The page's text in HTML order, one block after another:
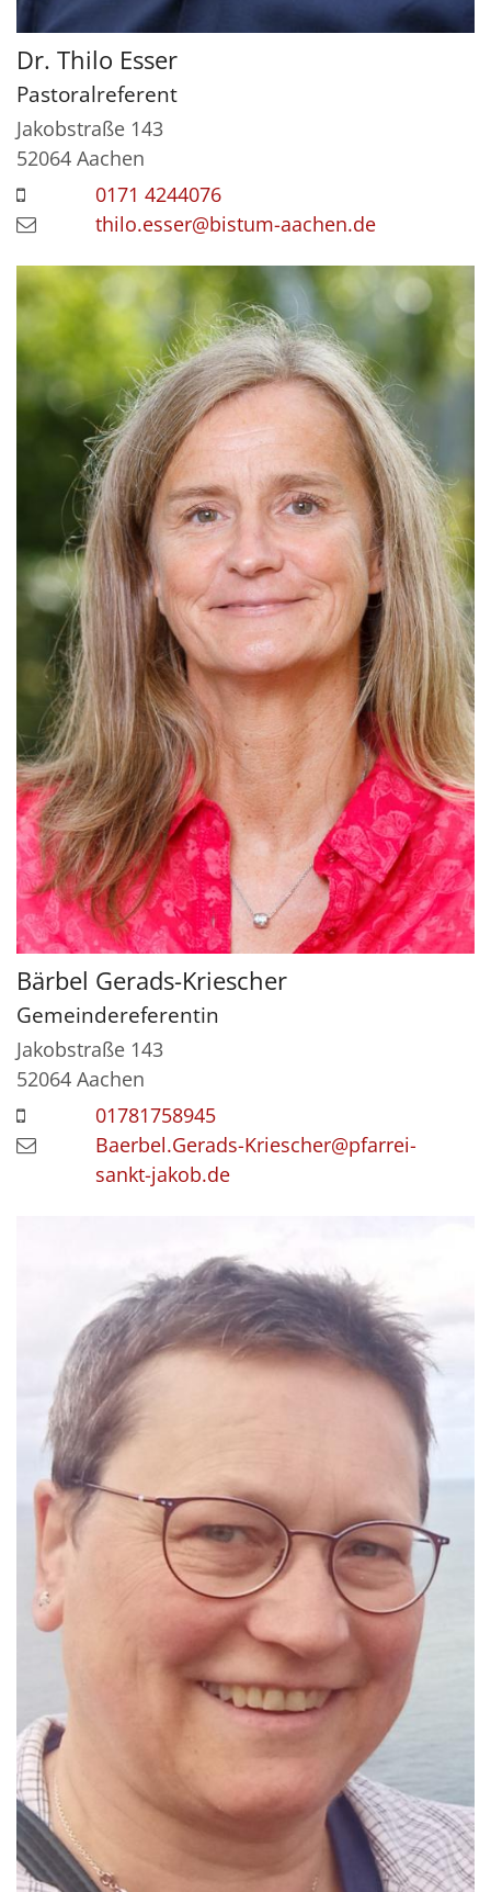
Dr. Thilo Esser
Pastoralreferent
Jakobstraße 143
52064 Aachen
0171 4244076
thilo.esser@bistum-aachen.de
Bärbel Gerads-Kriescher
Gemeindereferentin
Jakobstraße 143
52064 Aachen
01781758945
Baerbel.Gerads-Kriescher@pfarrei-
sankt-jakob.de